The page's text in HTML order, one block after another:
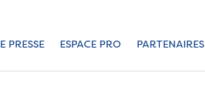
PRESSE ESPACE PRO PARTENAIRES